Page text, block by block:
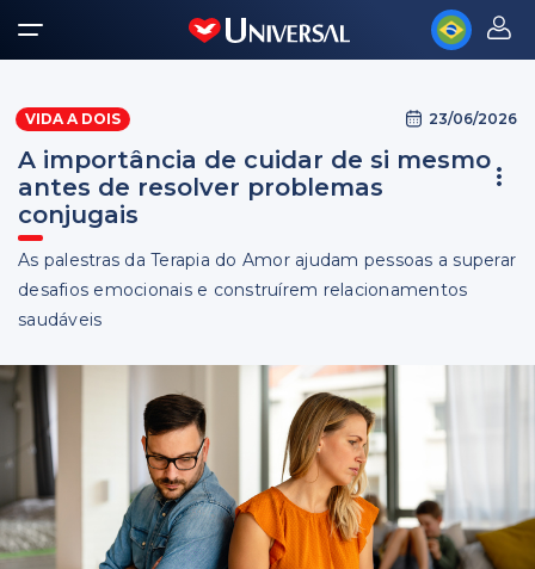
VIDA A DOIS 23/06/2026
A importância de cuidar de si mesmo
antes de resolver problemas
conjugais
As palestras da Terapia do Amor ajudam pessoas a superar
desafios emocionais e construírem relacionamentos
saudáveis